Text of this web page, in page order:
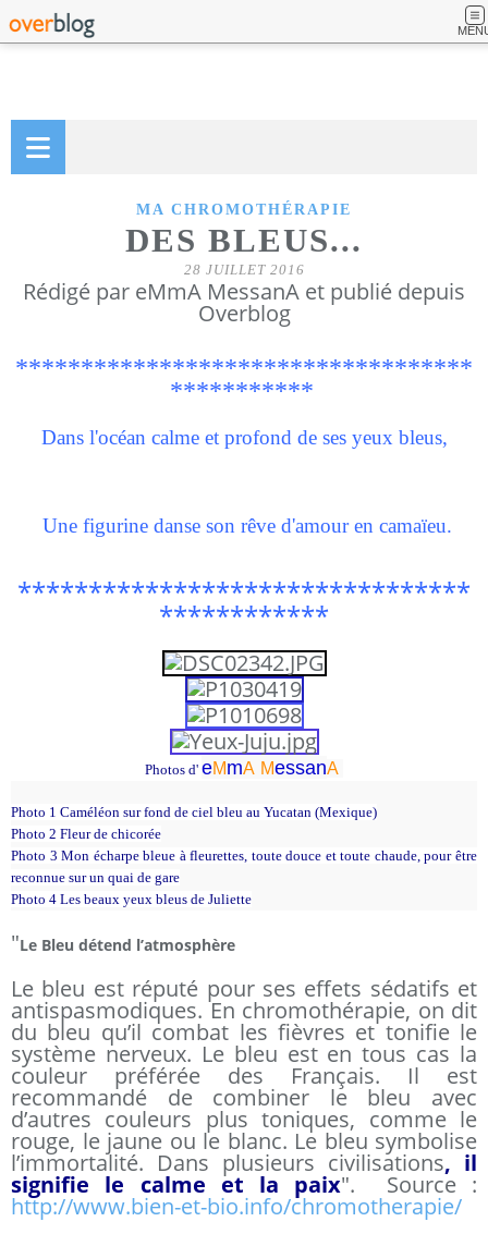
MA CHROMOTHÉRAPIE
DES BLEUS...
28 JUILLET 2016
Rédigé par eMmA MessanA et publié depuis
Overblog
***********************************
***********
Dans l'océan calme et profond de ses yeux bleus,
Une figurine danse son rêve d'amour en camaïeu.
********************************
************
Photos d' eMmA MessanA
Photo 1 Caméléon sur fond de ciel bleu au Yucatan (Mexique)
Photo 2 Fleur de chicorée
Photo 3Mon écharpe bleue à fleurettes, toute douce et toute chaude, pour être
reconnue sur un quai de gare
Photo 4 Les beaux yeux bleus de Juliette
"Le Bleu détend l’atmosphère
Le bleu est réputé pour ses effets sédatifs et
antispasmodiques. En chromothérapie, on dit
du bleu qu’il combat les fièvres et tonifie le
système nerveux. Le bleu est en tous cas la
couleur préférée des Français. Il est
recommandé de combiner le bleu avec
d’autres couleurs plus toniques, comme le
rouge, le jaune ou le blanc. Le bleu symbolise
l’immortalité. Dans plusieurs civilisations, il
signifie le calme et la paix". Source :
http://www.bien-et-bio.info/chromotherapie/